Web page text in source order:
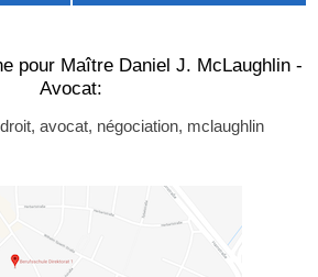
pour Maître Daniel J. McLaughlin -
Avocat:
avocat, négociation, mclaughlin